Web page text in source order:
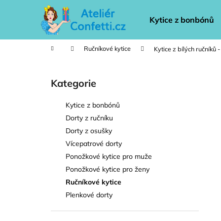
Kytice z bonbónů
Domů Ručníkové kytice Kytice z bílých ručníků
Přeskočit
kategorie
Kategorie
Kytice z bonbónů
Dorty z ručníku
Dorty z osušky
Vícepatrové dorty
Ponožkové kytice pro muže
Ponožkové kytice pro ženy
Ručníkové kytice
Plenkové dorty
í
Zpět
do
Zpět
do